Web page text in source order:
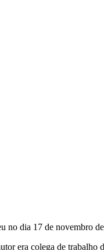
no dia 17 de novembro
era colega de trabalho